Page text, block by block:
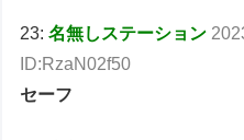
23:名無しステーション
ID:RzaN02f50
セーフ